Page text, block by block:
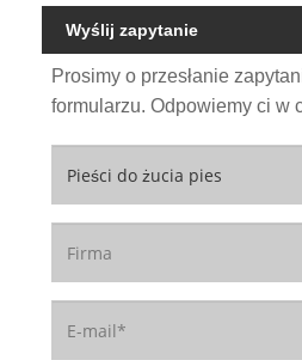
Wyślij zapytanie
Prosimy o przesłanie
formularzu. Odpowiemy ci w